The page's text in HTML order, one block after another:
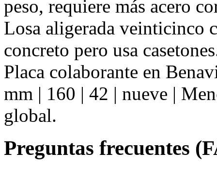
peso, requiere más acero
Losa aligerada veinticinco
concreto pero usa
Placa colaborante en
mm | 160 | 42 | nueve |
global.
Preguntas frecuentes